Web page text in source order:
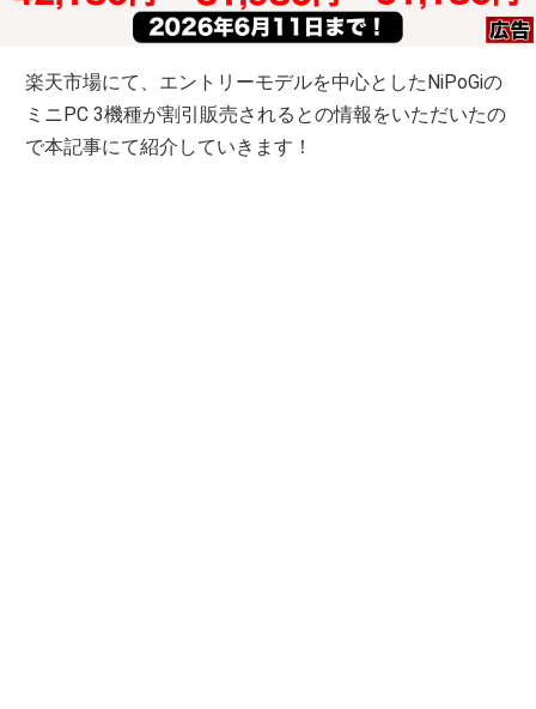
楽天市場にて、エントリーモデルを中心としたNiPoGiの
ミニPC 3機種が割引販売されるとの情報をいただいたの
で本記事にて紹介していきます！